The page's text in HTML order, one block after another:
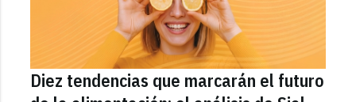
Diez tendencias que marcarán el futuro